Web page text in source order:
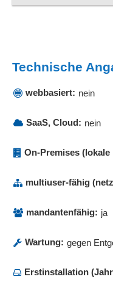
Technische
webbasiert: nein
SaaS, Cloud: nein
On-Premises
multiuser-fähig
mandantenfähig: ja
Wartung: gegen
Erstinstallation